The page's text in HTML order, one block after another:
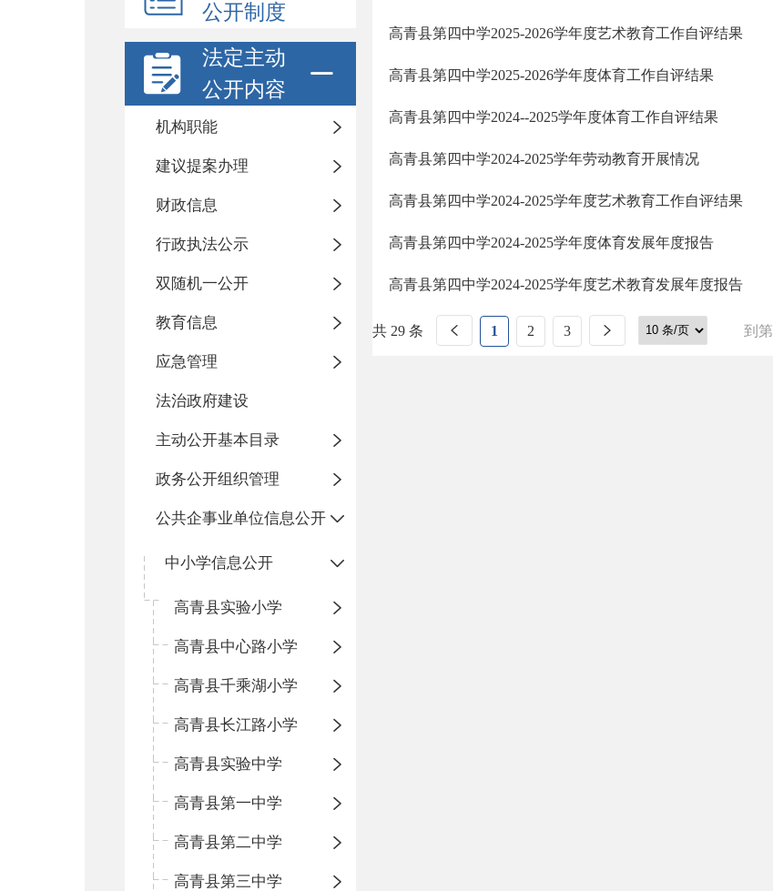
公开制度
法定主动
公开内容
机构职能
建议提案办理
财政信息
行政执法公示
双随机一公开
教育信息
应急管理
法治政府建设
主动公开基本目录
政务公开组织管理
公共企事业单位信息公开
中小学信息公开
高青县实验小学
高青县中心路小学
高青县千乘湖小学
高青县长江路小学
高青县实验中学
高青县第一中学
高青县第二中学
高青县第三中学
高青县第四中学2025-2026学年度艺术教育工作自评结果
高青县第四中学2025-2026学年度体育工作自评结果
高青县第四中学2024--2025学年度体育工作自评结果
高青县第四中学2024-2025学年劳动教育开展情况
高青县第四中学2024-2025学年度艺术教育工作自评结果
高青县第四中学2024-2025学年度体育发展年度报告
高青县第四中学2024-2025学年度艺术教育发展年度报告
共 29 条 1 2 3 到第